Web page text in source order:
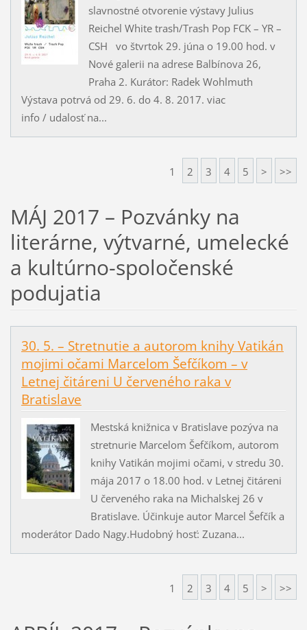
slavnostné otvorenie výstavy Julius
Reichel White trash/Trash Pop FCK – YR –
CSH vo štvrtok 29. júna o 19.00 hod. v
Nové galerii na adrese Balbínova 26,
Praha 2. Kurátor: Radek Wohlmuth
Výstava potrvá od 29. 6. do 4. 8. 2017. viac
info / udalosť na...
1 2 3 4 5 > >>
MÁJ 2017 – Pozvánky na
literárne, výtvarné, umelecké
a kultúrno-spoločenské
podujatia
30. 5. – Stretnutie a autorom knihy Vatikán
mojimi očami Marcelom Šefčíkom – v
Letnej čitáreni U červeného raka v
Bratislave
Mestská knižnica v Bratislave pozýva na
stretnurie Marcelom Šefčíkom, autorom
knihy Vatikán mojimi očami, v stredu 30.
mája 2017 o 18.00 hod. v Letnej čitáreni
U červeného raka na Michalskej 26 v
Bratislave. Účinkuje autor Marcel Šefčík a
moderátor Dado Nagy.Hudobný hosť: Zuzana...
1 2 3 4 5 > >>